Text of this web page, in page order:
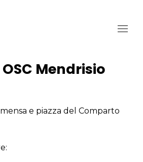
Mendrisio
e piazza del Comparto